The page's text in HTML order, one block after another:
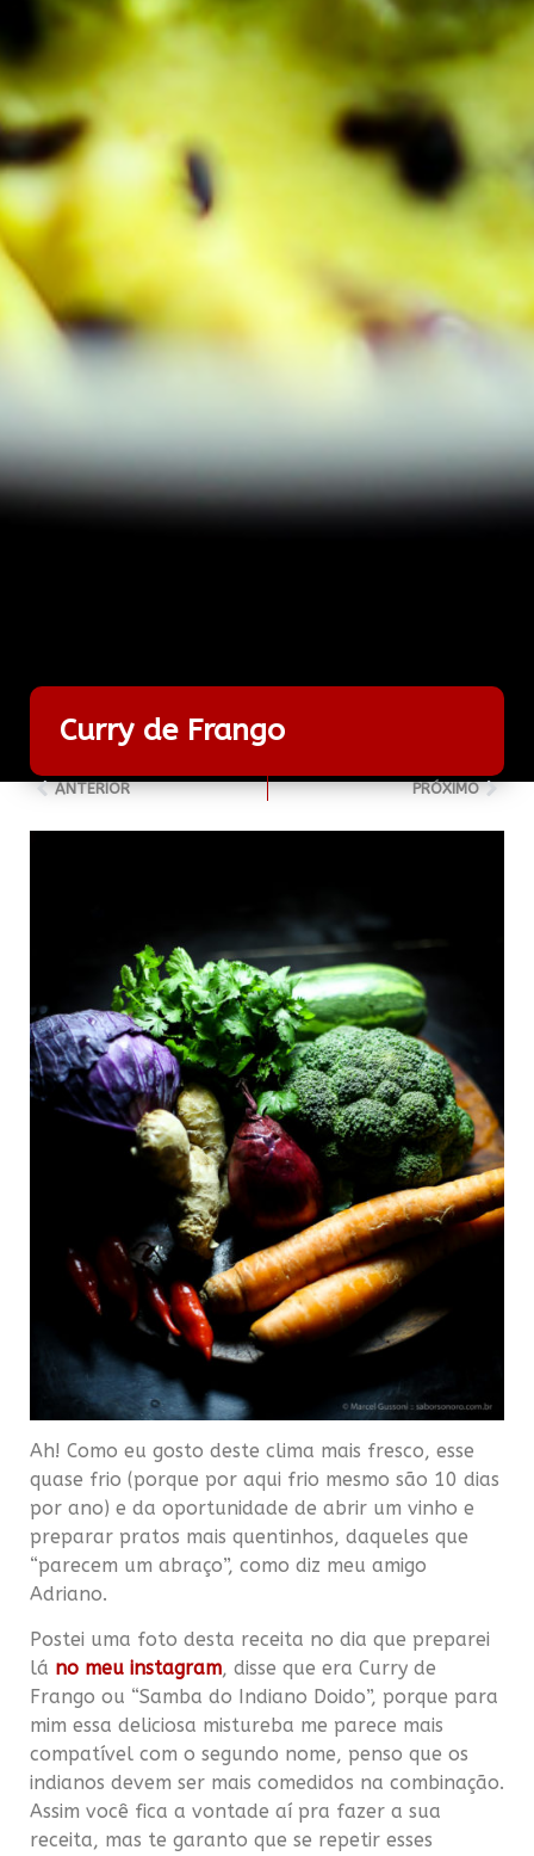
Curry de Frango
ANTERIOR PRÓXIMO
Ah! Como eu gosto deste clima mais fresco, esse
quase frio (porque por aqui frio mesmo são 10 dias
por ano) e da oportunidade de abrir um vinho e
preparar pratos mais quentinhos, daqueles que
“parecem um abraço”, como diz meu amigo
Adriano.
Postei uma foto desta receita no dia que preparei
lá no meu instagram, disse que era Curry de
Frango ou “Samba do Indiano Doido”, porque para
mim essa deliciosa mistureba me parece mais
compatível com o segundo nome, penso que os
indianos devem ser mais comedidos na combinação.
Assim você fica a vontade aí pra fazer a sua
receita, mas te garanto que se repetir esses